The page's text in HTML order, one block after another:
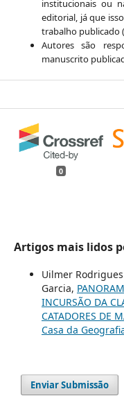
institucionais ou
editorial, já que
trabalho publicado
Autores são
manuscrito
0
Artigos mais lidos
Uilmer
Garcia,
INCURSÃO DA
CATADORES DE
Casa da
Enviar Submissão